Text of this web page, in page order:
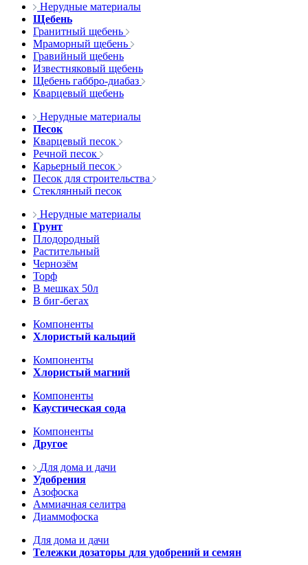
Нерудные материалы
Щебень
Гранитный щебень
Мраморный щебень
Гравийный щебень
Известняковый щебень
Щебень габбро-диабаз
Кварцевый щебень
Нерудные материалы
Песок
Кварцевый песок
Речной песок
Карьерный песок
Песок для строительства
Стеклянный песок
Нерудные материалы
Грунт
Плодородный
Растительный
Чернозём
Торф
В мешках 50л
В биг-бегах
Компоненты
Хлористый кальций
Компоненты
Хлористый магний
Компоненты
Каустическая сода
Компоненты
Другое
Для дома и дачи
Удобрения
Азофоска
Аммиачная селитра
Диаммофоска
Для дома и дачи
Тележки дозаторы для удобрений и семян